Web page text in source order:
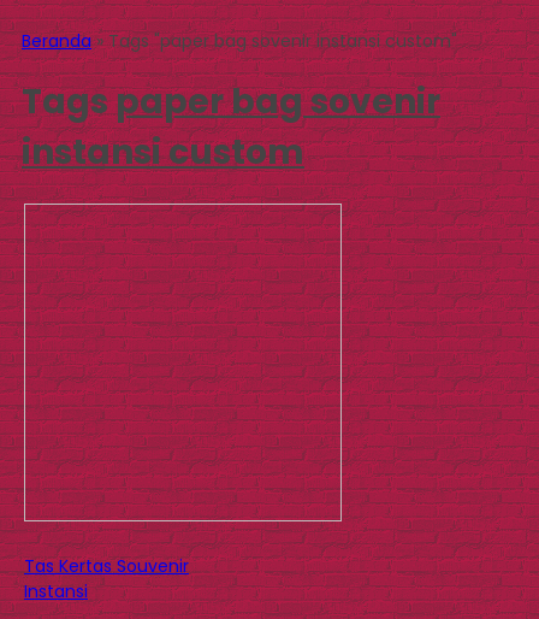
Beranda»Tags "paper bag sovenir instansi custom"
Tagspaper bag sovenir
instansi custom
Tas Kertas Souvenir
Instansi